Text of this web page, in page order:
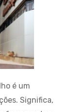
é um
Significa,